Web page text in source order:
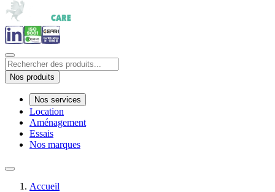
Nos produits
Nos services
Location
Aménagement
Essais
Nos marques
Accueil